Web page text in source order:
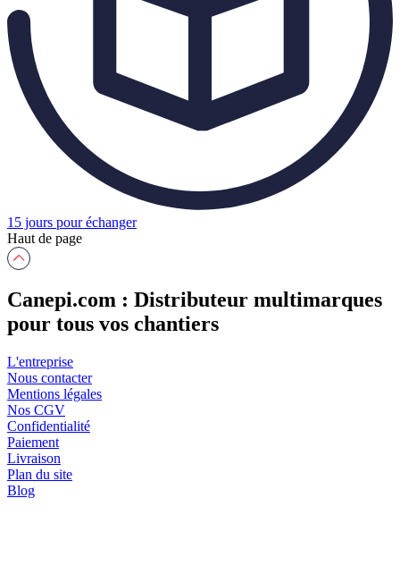
15 jours pour échanger
Haut de page
Canepi.com : Distributeur multimarques
pour tous vos chantiers
L'entreprise
Nous contacter
Mentions légales
Nos CGV
Confidentialité
Paiement
Livraison
Plan du site
Blog